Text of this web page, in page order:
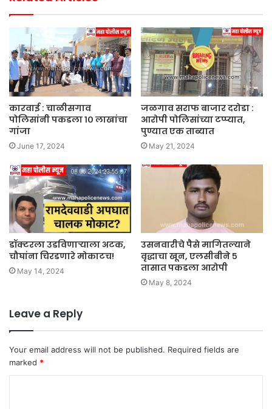
कारवाई : चाळीसगाव
पोलिसांनी पकडला १० लाखांचा
गांजा
June 17, 2024
जळगाव सराफ बाजार दरोडा :
आरोपी पोलिसांच्या टप्प्यात,
पुण्यात एक ताब्यात
May 21, 2024
डॉक्टरला उडविणाऱ्याला अटक,
चौघांना चिरडणारे मोकाटच!
May 14, 2024
उसनवारीचे पैसे मागितल्याने
वृद्धाचा खून, एलसीबीने ५
तासात पकडला आरोपी
May 8, 2024
Leave a Reply
Your email address will not be published. Required fields are
marked *